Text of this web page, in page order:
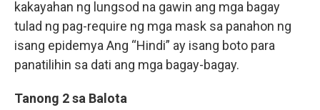
kakayahan ng lungsod na gawin ang mga bagay
tulad ng pag-require ng mga mask sa panahon ng
isang epidemya Ang “Hindi” ay isang boto para
panatilihin sa dati ang mga bagay-bagay.
Tanong 2 sa Balota